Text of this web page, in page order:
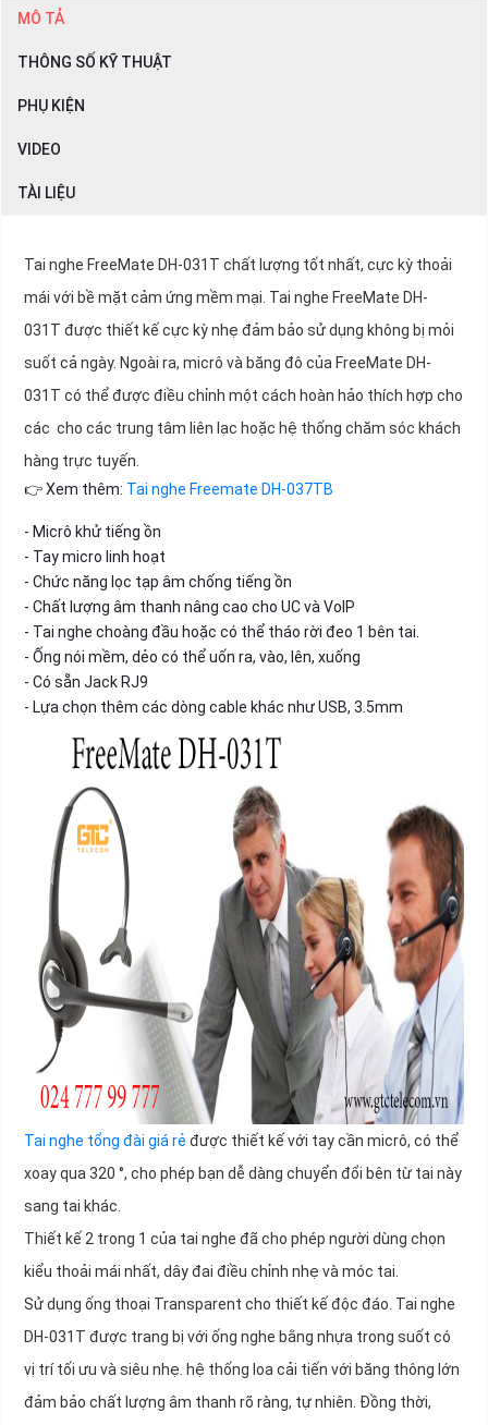
MÔ TẢ
THÔNG SỐ KỸ THUẬT
PHỤ KIỆN
VIDEO
TÀI LIỆU
Tai nghe FreeMate DH-031T chất lượng tốt nhất, cực kỳ thoải
mái với bề mặt cảm ứng mềm mại. Tai nghe FreeMate DH-
031T được thiết kế cực kỳ nhẹ đảm bảo sử dụng không bị mỏi
suốt cả ngày. Ngoài ra, micrô và băng đô của FreeMate DH-
031T có thể được điều chỉnh một cách hoàn hảo thích hợp cho
các cho các trung tâm liên lạc hoặc hệ thống chăm sóc khách
hàng trực tuyến.
👉 Xem thêm: Tai nghe Freemate DH-037TB
- Micrô khử tiếng ồn
- Tay micro linh hoạt
- Chức năng lọc tạp âm chống tiếng ồn
- Chất lượng âm thanh nâng cao cho UC và VoIP
- Tai nghe choàng đầu hoặc có thể tháo rời đeo 1 bên tai.
- Ống nói mềm, dẻo có thể uốn ra, vào, lên, xuống
- Có sẵn Jack RJ9
- Lựa chọn thêm các dòng cable khác như USB, 3.5mm
Tai nghe tổng đài giá rẻ được thiết kế với tay cần micrô, có thể
xoay qua 320 °, cho phép bạn dễ dàng chuyển đổi bên từ tai này
sang tai khác.
Thiết kế 2 trong 1 của tai nghe đã cho phép người dùng chọn
kiểu thoải mái nhất, dây đai điều chỉnh nhẹ và móc tai.
Sử dụng ống thoại Transparent cho thiết kế độc đáo. Tai nghe
DH-031T được trang bị với ống nghe bằng nhựa trong suốt có
vị trí tối ưu và siêu nhẹ. hệ thống loa cải tiến với băng thông lớn
đảm bảo chất lượng âm thanh rõ ràng, tự nhiên. Đồng thời,